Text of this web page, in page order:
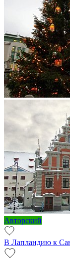
Авторский
В Лапландию к